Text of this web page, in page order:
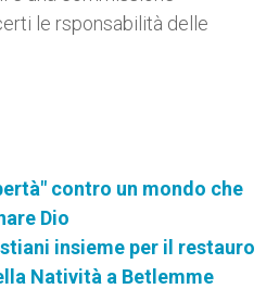
le rsponsabilità delle
contro un mondo che
Dio
insieme per il restauro
Natività a Betlemme